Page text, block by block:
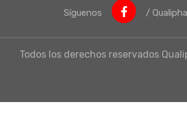
Síguenos /
Todos los derechos reservados